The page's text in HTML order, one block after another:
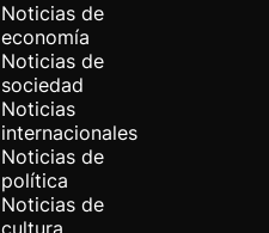
Noticias de
economía
Noticias de
sociedad
Noticias
internacionales
Noticias de
política
Noticias de
cultura